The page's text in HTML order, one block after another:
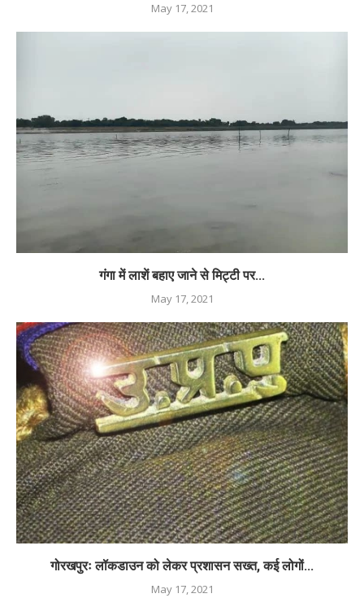
May 17, 2021
गंगा में लाशें बहाए जाने से मिट्टी पर...
May 17, 2021
गोरखपुरः लॉकडाउन को लेकर प्रशासन सख्त, कई लोगों...
May 17, 2021